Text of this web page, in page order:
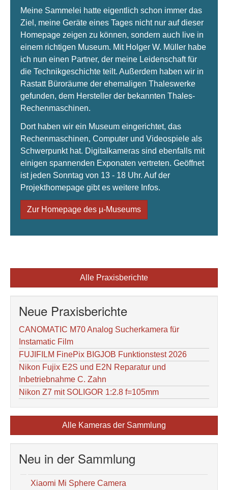
Meine Sammelei hatte eigentlich schon immer das
Ziel, meine Geräte eines Tages nicht nur auf dieser
Homepage zeigen zu können, sondern auch live in
einem richtigen Museum. Mit Holger W. Müller habe
ich nun einen Partner, der meine Leidenschaft für
die Technikgeschichte teilt. Außerdem haben wir in
Rastatt Büroräume der ehemaligen Thaleswerke
gefunden, dem Hersteller der bekannten Thales-
Rechenmaschinen.
Dort haben wir ein Museum eingerichtet, das
Rechenmaschinen, Computer und Videospiele als
Schwerpunkt hat. Digitalkameras sind ebenfalls mit
einigen spannenden Exponaten vertreten. Geöffnet
ist jeden Sonntag von 13 - 18 Uhr. Auf der
Projekthomepage gibt es weitere Infos.
Zur Homepage des µ-Museums
Alle Praxisberichte
Neue Praxisberichte
CANOMATIC M70 Analog Sucherkamera für
Instamatic Film
FUJIFILM FinePix BIGJOB Funktionstest 2026
Nikon Fujix E2S und E2N Reparatur und
Inbetriebnahme C. Zahn
Nikon Z7 mit SOLIGOR 1:2.8 f=105mm
Alle Kameras der Sammlung
Neu in der Sammlung
Xiaomi Mi Sphere Camera